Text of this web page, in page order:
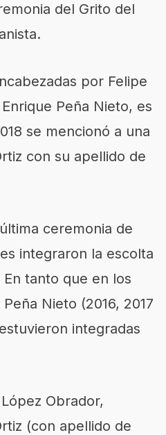
del Grito del
por Felipe
Peña Nieto, es
se mencionó a una
con su apellido de
ceremonia de
integraron la escolta
tanto que en los
Nieto (2016, 2017
integradas
Obrador,
(con apellido de